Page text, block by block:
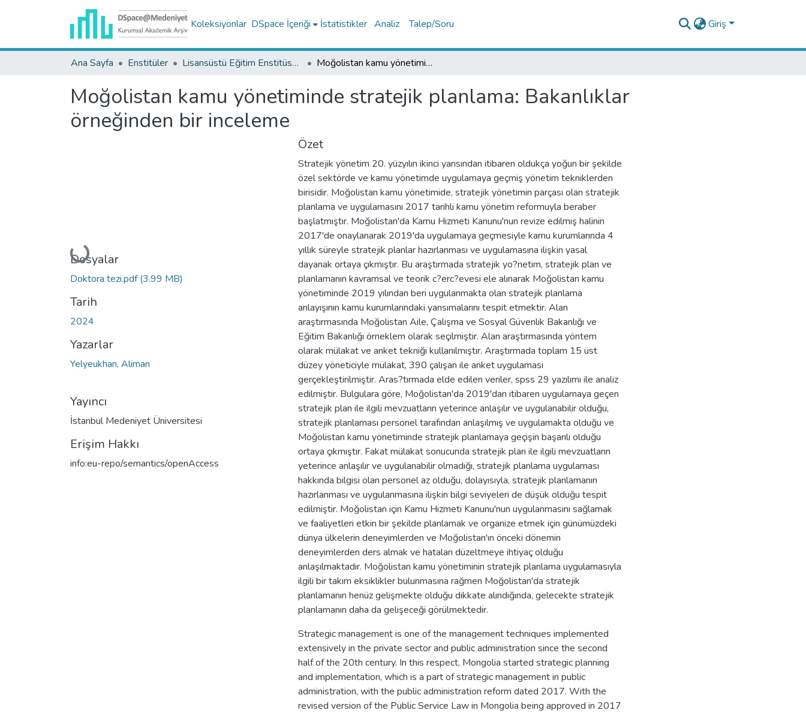
Koleksiyonlar DSpace İçeriği İstatistikler Analiz Talep/Soru Giriş
Ana Sayfa Enstitüler Lisansüstü Eğitim Enstitüsü Tez Koleksiyonu Moğolistan kamu yönetiminde stratejik planlama: Bakanlıklar örneğinden bir inceleme
Moğolistan kamu yönetiminde stratejik planlama: Bakanlıklar
örneğinden bir inceleme
Yükleniyor...
Dosyalar
Doktora tezi.pdf(3.99 MB)
Tarih
2024
Yazarlar
Yelyeukhan, Aliman
Yayıncı
İstanbul Medeniyet Üniversitesi
Erişim Hakkı
info:eu-repo/semantics/openAccess
Özet
Stratejik yönetim 20. yüzyılın ikinci yarısından itibaren oldukça yoğun bir şekilde
özel sektörde ve kamu yönetimde uygulamaya geçmiş yönetim tekniklerden
birisidir. Moğolistan kamu yönetimide, stratejik yönetimin parçası olan stratejik
planlama ve uygulamasını 2017 tarihli kamu yönetim reformuyla beraber
başlatmıştır. Moğolistan'da Kamu Hizmeti Kanunu'nun revize edilmiş halinin
2017'de onaylanarak 2019'da uygulamaya geçmesiyle kamu kurumlarında 4
yıllık süreyle stratejik planlar hazırlanması ve uygulamasına ilişkin yasal
dayanak ortaya çıkmıştır. Bu araştırmada stratejik yo?netim, stratejik plan ve
planlamanın kavramsal ve teorik c?erc?evesi ele alınarak Moğolistan kamu
yönetiminde 2019 yılından beri uygulanmakta olan stratejik planlama
anlayışının kamu kurumlarındaki yansımalarını tespit etmektir. Alan
araştırmasında Moğolistan Aile, Çalışma ve Sosyal Güvenlik Bakanlığı ve
Eğitim Bakanlığı örneklem olarak seçilmiştir. Alan araştırmasında yöntem
olarak mülakat ve anket tekniği kullanılmıştır. Araştırmada toplam 15 üst
düzey yöneticiyle mülakat, 390 çalışan ile anket uygulaması
gerçekleştirilmiştir. Aras?tırmada elde edilen veriler, spss 29 yazılımı ile analiz
edilmiştir. Bulgulara göre, Moğolistan'da 2019'dan itibaren uygulamaya geçen
stratejik plan ile ilgili mevzuatların yeterince anlaşılır ve uygulanabilir olduğu,
stratejik planlaması personel tarafından anlaşılmış ve uygulamakta olduğu ve
Moğolistan kamu yönetiminde stratejik planlamaya geçişin başarılı olduğu
ortaya çıkmıştır. Fakat mülakat sonucunda stratejik plan ile ilgili mevzuatların
yeterince anlaşılır ve uygulanabilir olmadığı, stratejik planlama uygulaması
hakkında bilgisi olan personel az olduğu, dolayısıyla, stratejik planlamanın
hazırlanması ve uygulanmasına ilişkin bilgi seviyeleri de düşük olduğu tespit
edilmiştir. Moğolistan için Kamu Hizmeti Kanunu'nun uygulanmasını sağlamak
ve faaliyetleri etkin bir şekilde planlamak ve organize etmek için günümüzdeki
dünya ülkelerin deneyimlerden ve Moğolistan'ın önceki dönemin
deneyimlerden ders almak ve hataları düzeltmeye ihtiyaç olduğu
anlaşılmaktadır. Moğolistan kamu yönetiminin stratejik planlama uygulamasıyla
ilgili bir takım eksiklikler bulunmasına rağmen Moğolistan'da stratejik
planlamanın henüz gelişmekte olduğu dikkate alındığında, gelecekte stratejik
planlamanın daha da gelişeceği görülmektedir.
Strategic management is one of the management techniques implemented
extensively in the private sector and public administration since the second
half of the 20th century. In this respect, Mongolia started strategic planning
and implementation, which is a part of strategic management in public
administration, with the public administration reform dated 2017. With the
revised version of the Public Service Law in Mongolia being approved in 2017